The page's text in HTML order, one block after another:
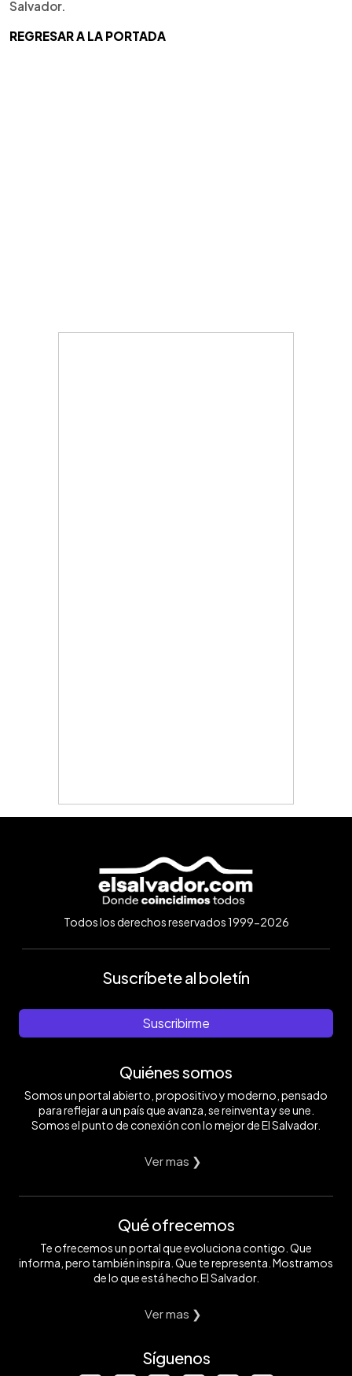
Salvador.
REGRESAR A LA PORTADA
Todos los derechos reservados 1999-2026
Suscríbete al boletín
Suscribirme
Quiénes somos
Somos un portal abierto, propositivo y moderno, pensado
para reflejar a un país que avanza, se reinventa y se une.
Somos el punto de conexión con lo mejor de El Salvador.
Ver mas ❯
Qué ofrecemos
Te ofrecemos un portal que evoluciona contigo. Que
informa, pero también inspira. Que te representa. Mostramos
de lo que está hecho El Salvador.
Ver mas ❯
Síguenos